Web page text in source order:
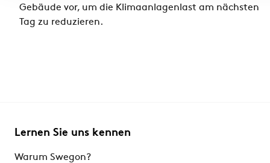
Gebäude vor, um die Klimaanlagenlast am nächsten
Tag zu reduzieren.
Lernen Sie uns kennen
Warum Swegon?